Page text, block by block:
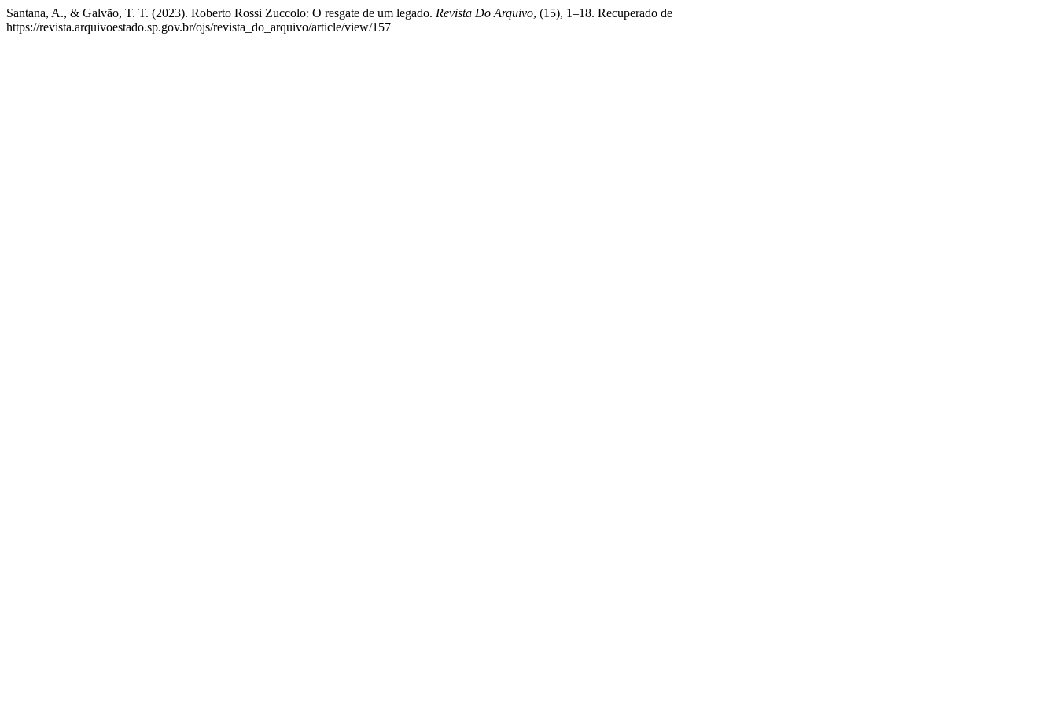
Santana, A., & Galvão, T. T. (2023). Roberto Rossi Zuccolo: O resgate de um legado. Revista Do Arquivo, (15), 1–18. Recuperado de
https://revista.arquivoestado.sp.gov.br/ojs/revista_do_arquivo/article/view/157